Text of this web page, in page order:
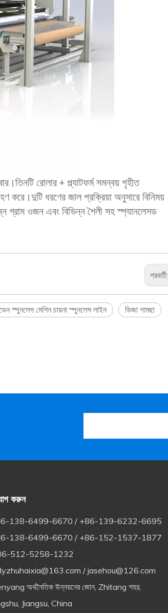
রোলার + প্ল্যাটফর্ম সমন্বয় গৃহীত
করে।দুটি ধরণের জাল প্রক্রিয়া অনুসারে বিনিময়
গ্রাম ওজন এবং বিভিন্ন শৈলী সহ স্প্যানলেসড
পরবর্তী:
স্পুনলেস মেশিন চায়না স্পুনলেস লাইন
ভিজা গামছা
করুন
138-6499-6670 / +86-139-6232-6695
138-6499-6670 / +86-152-1537-1877
512-5258-1232
/ jasehou@126.com
অর্থনৈতিক উন্নয়নের জোন, Zhitang শহর,
Jiangsu, China